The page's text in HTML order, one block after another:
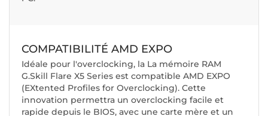
COMPATIBILITÉ AMD EXPO
Idéale pour l'overclocking, la La mémoire RAM
G.Skill Flare X5 Series est compatible AMD EXPO
(EXtented Profiles for Overclocking). Cette
innovation permettra un overclocking facile et
rapide depuis le BIOS, avec une carte mère et un